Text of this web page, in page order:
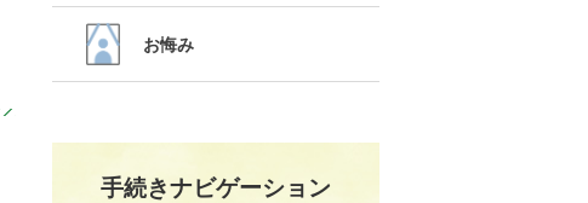
お悔み
手続きナビゲーション